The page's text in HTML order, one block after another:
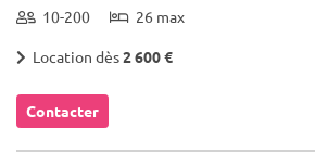
10-200 26 max
Location dès2 600 €
Contacter